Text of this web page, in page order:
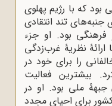
بود که با رژیم پهلوی
تند انتقادی
بود. او جزء
ارائۀ نظریۀ غرب‌زدگی
را برای خود در
بیشترین فعالیت
ملی بود. او در
از کشور برای احیای مجدد